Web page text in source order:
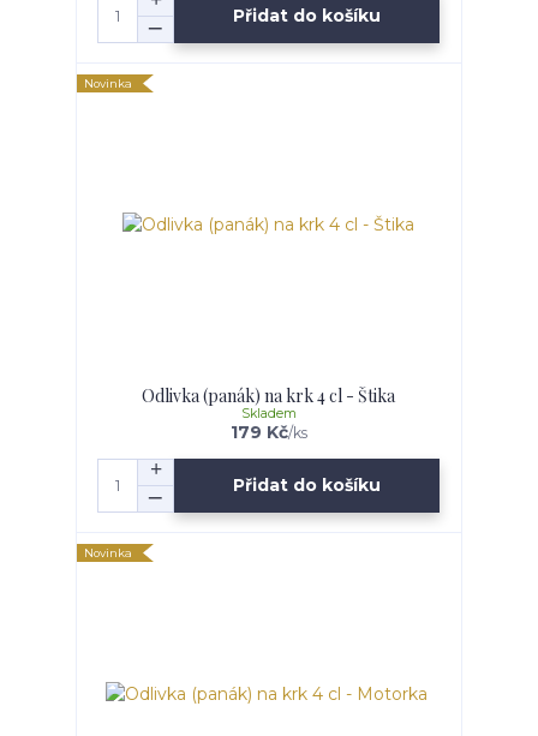
Přidat do košíku
Novinka
Odlivka (panák) na krk 4 cl - Štika
179 Kč/ks
Skladem
Přidat do košíku
Novinka